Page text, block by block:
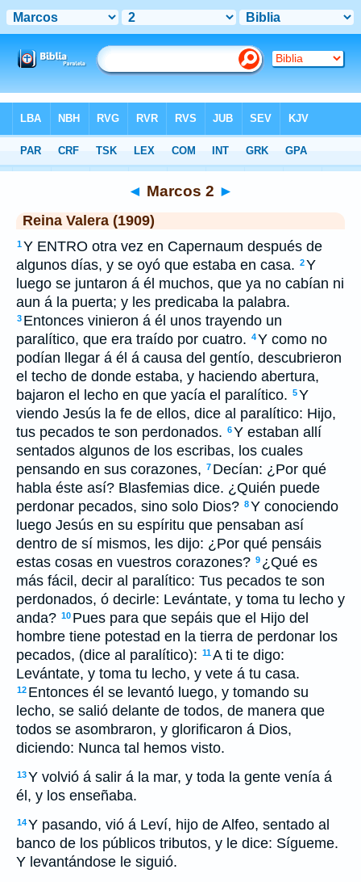
>RVR 1909 > Marcos 2
◄ Marcos 2 ►
Reina Valera (1909)
1Y ENTRO otra vez en Capernaum después de
algunos días, y se oyó que estaba en casa. 2Y
luego se juntaron á él muchos, que ya no cabían ni
aun á la puerta; y les predicaba la palabra.
3 Entonces vinieron á él unos trayendo un
paralítico, que era traído por cuatro. 4Y como no
podían llegar á él á causa del gentío, descubrieron
el techo de donde estaba, y haciendo abertura,
bajaron el lecho en que yacía el paralítico. 5Y
viendo Jesús la fe de ellos, dice al paralítico: Hijo,
tus pecados te son perdonados. 6Y estaban allí
sentados algunos de los escribas, los cuales
pensando en sus corazones, 7 Decían: ¿Por qué
habla éste así? Blasfemias dice. ¿Quién puede
perdonar pecados, sino solo Dios? 8Y conociendo
luego Jesús en su espíritu que pensaban así
dentro de sí mismos, les dijo: ¿Por qué pensáis
estas cosas en vuestros corazones? 9 ¿Qué es
más fácil, decir al paralítico: Tus pecados te son
perdonados, ó decirle: Levántate, y toma tu lecho y
anda? 10 Pues para que sepáis que el Hijo del
hombre tiene potestad en la tierra de perdonar los
pecados, (dice al paralítico): 11A ti te digo:
Levántate, y toma tu lecho, y vete á tu casa.
12 Entonces él se levantó luego, y tomando su
lecho, se salió delante de todos, de manera que
todos se asombraron, y glorificaron á Dios,
diciendo: Nunca tal hemos visto.
13Y volvió á salir á la mar, y toda la gente venía á
él, y los enseñaba.
14Y pasando, vió á Leví, hijo de Alfeo, sentado al
banco de los públicos tributos, y le dice: Sígueme.
Y levantándose le siguió.